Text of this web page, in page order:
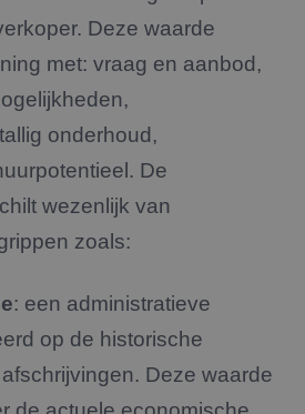
Deze waarde
met: vraag en aanbod,
onderhoud,
De
wezenlijk van
zoals:
: een administratieve
op de historische
Deze waarde